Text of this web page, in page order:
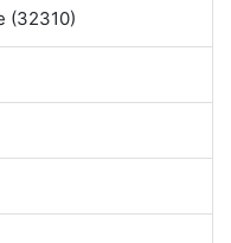
(32310)